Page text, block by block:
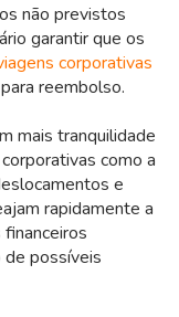
não previstos
garantir que os
corporativas
reembolso.
mais tranquilidade
como a
e
rapidamente a
de possíveis